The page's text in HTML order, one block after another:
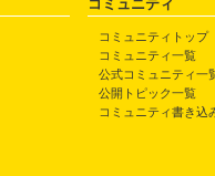
コミュニティ
コミュニティトップ
コミュニティ一覧
公式コミュニティ一
公開トピック一覧
コミュニティ書き込